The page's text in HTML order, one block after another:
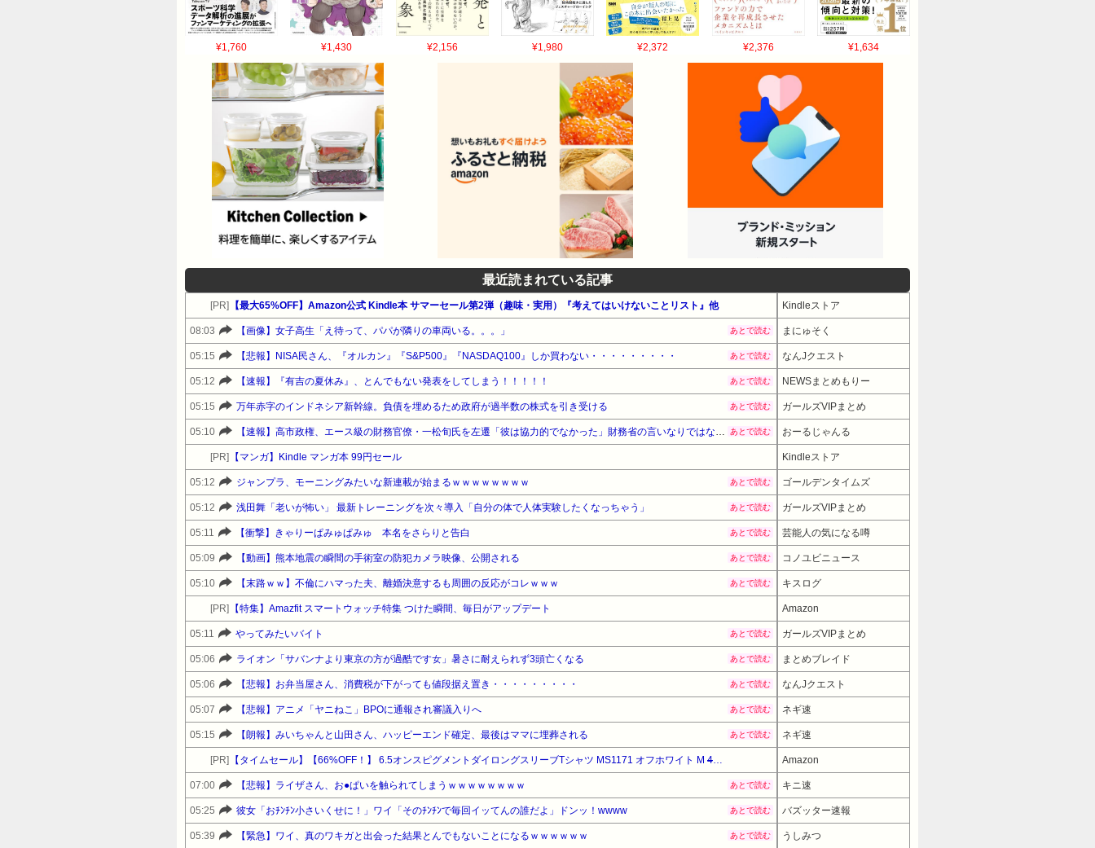
¥1,760 ¥1,430 ¥2,156 ¥1,980 ¥2,372 ¥2,376 ¥1,634
最近読まれている記事
[PR] 【最大65%OFF】Amazon公式 Kindle本 サマーセール第2弾（趣味・実用）『考えてはいけないことリスト』他 Kindleストア
08:03 【画像】女子高生「え待って、パパが隣りの車両いる。。。」 あとで読む まにゅそく
05:15 【悲報】NISA民さん、『オルカン』『S&P500』『NASDAQ100』しか買わない・・・・・・・・・ あとで読む なんJクエスト
05:12 【速報】『有吉の夏休み』、とんでもない発表をしてしまう！！！！！ あとで読む NEWSまとめもりー
05:15 万年赤字のインドネシア新幹線。負債を埋めるため政府が過半数の株式を引き受ける あとで読む ガールズVIPまとめ
05:10 【速報】高市政権、エース級の財務官僚・一松旬氏を左遷「彼は協力的でなかった」財務省の言いなりではないことが判明 あとで読む おーるじゃんる
[PR] 【マンガ】Kindle マンガ本 99円セール Kindleストア
05:12 ジャンプラ、モーニングみたいな新連載が始まるｗｗｗｗｗｗｗｗ あとで読む ゴールデンタイムズ
05:12 浅田舞「老いが怖い」 最新トレーニングを次々導入「自分の体で人体実験したくなっちゃう」 あとで読む ガールズVIPまとめ
05:11 【衝撃】きゃりーぱみゅぱみゅ 本名をさらりと告白 あとで読む 芸能人の気になる噂
05:09 【動画】熊本地震の瞬間の手術室の防犯カメラ映像、公開される あとで読む コノユビニュース
05:10 【末路ｗｗ】不倫にハマった夫、離婚決意するも周囲の反応がコレｗｗｗ あとで読む キスログ
[PR] 【特集】Amazfit スマートウォッチ特集 つけた瞬間、毎日がアップデート Amazon
05:11 やってみたいバイト あとで読む ガールズVIPまとめ
05:06 ライオン「サバンナより東京の方が過酷です女」暑さに耐えられず3頭亡くなる あとで読む まとめブレイド
05:06 【悲報】お弁当屋さん、消費税が下がっても値段据え置き・・・・・・・・・ あとで読む なんJクエスト
05:07 【悲報】アニメ「ヤニねこ」BPOに通報され審議入りへ あとで読む ネギ速
05:15 【朗報】みいちゃんと山田さん、ハッピーエンド確定、最後はママに埋葬される あとで読む ネギ速
[PR] 【タイムセール】【66%OFF！】 6.5オンスピグメントダイロングスリーブTシャツ MS1171 オフホワイト M 4345円 → 1476円 （10:30時点）
Amazon
07:00 【悲報】ライザさん、お●ぱいを触られてしまうｗｗｗｗｗｗｗｗ あとで読む キニ速
05:25 彼女「おﾁﾝﾁﾝ小さいくせに！」ワイ「そのﾁﾝﾁﾝで毎回イッてんの誰だよ」ドンッ！wwww あとで読む バズッター速報
05:39 【緊急】ワイ、真のワキガと出会った結果とんでもないことになるｗｗｗｗｗｗ あとで読む うしみつ